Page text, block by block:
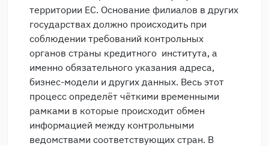
территории ЕС. Основание филиалов в других
государствах должно происходить при
соблюдении требований контрольных
органов страны кредитного института, а
именно обязательного указания адреса,
бизнес-модели и других данных. Весь этот
процесс определёт чёткими временными
рамками в которые происходит обмен
информацией между контрольными
ведомствами соответствующих стран. В